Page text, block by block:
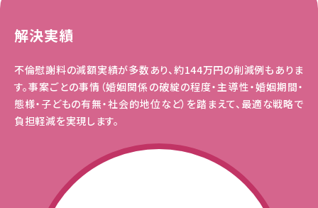
解決実績
不倫慰謝料の減額実績が多数あり、約144万円の削減例もありま
す。事案ごとの事情（婚姻関係の破綻の程度・主導性・婚姻期間・
態様・子どもの有無・社会的地位など）を踏まえて、最適な戦略で
負担軽減を実現します。